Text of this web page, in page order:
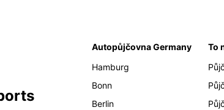
Autopůjčovna Germany
Hamburg
Bonn
Berlin
To